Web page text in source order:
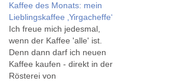
Monate der letzten 7 Jahre.
Juli 2016: 4066 Juli 2018:
3365 November 2019: 3230
Oktober 2018: 3035
August…
Kaffee des Monats: mein
Lieblingskaffee ‚Yirgacheffe‘
Ich freue mich jedesmal,
wenn der Kaffee 'alle' ist.
Denn dann darf ich neuen
Kaffee kaufen - direkt in der
Rösterei von